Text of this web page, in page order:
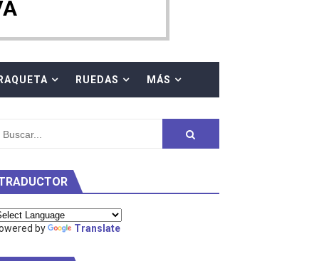
al equipo neutral ruso, llevándose 8 medallas, seis para
Project
RAQUETA RUEDAS MÁS
by Translate